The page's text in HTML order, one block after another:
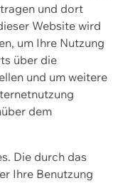
und dort
Website wird
um Ihre Nutzung
über die
und um weitere
dem
Die durch das
Ihre Benutzung